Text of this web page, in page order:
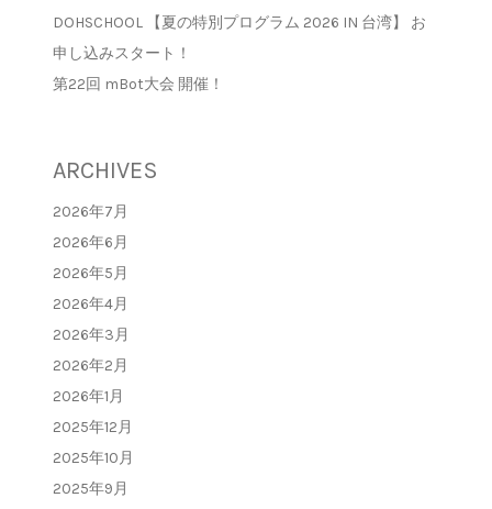
DOHSCHOOL 【夏の特別プログラム 2026 IN 台湾】 お
申し込みスタート！
第22回 mBot大会 開催！
ARCHIVES
2026年7月
2026年6月
2026年5月
2026年4月
2026年3月
2026年2月
2026年1月
2025年12月
2025年10月
2025年9月